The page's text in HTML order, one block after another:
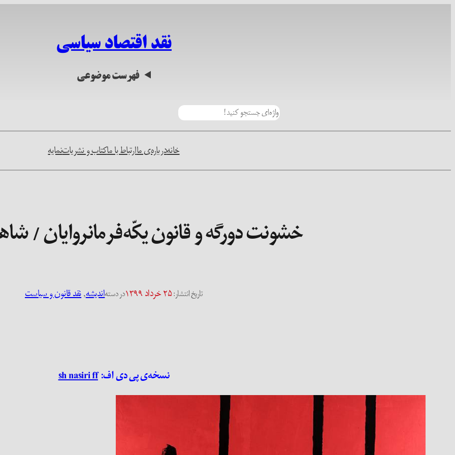
نقد اقتصاد سیاسی
فهرست موضوعی
خانهدرباره‌ی ماارتباط با ماکتاب و نشریاتنمایه
خشونت دورگه و قانون یکّه‌فرمانروایان /
تاریخ انتشار:۲۵ خرداد ۱۳۹۹ در دستهاندیشه, نقد قانون و سیاست
نسخه‌ی پی دی اف:sh nasiri ff